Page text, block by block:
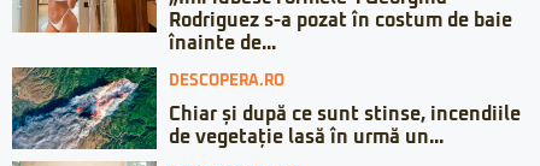
Rodriguez s-a pozat în costum de baie
înainte de...
DESCOPERA.RO
Chiar și după ce sunt stinse, incendiile
de vegetație lasă în urmă un...